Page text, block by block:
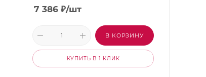
7 386 ₽/шт
В КОРЗИНУ
КУПИТЬ В 1 КЛИК